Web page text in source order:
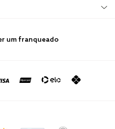
um franqueado